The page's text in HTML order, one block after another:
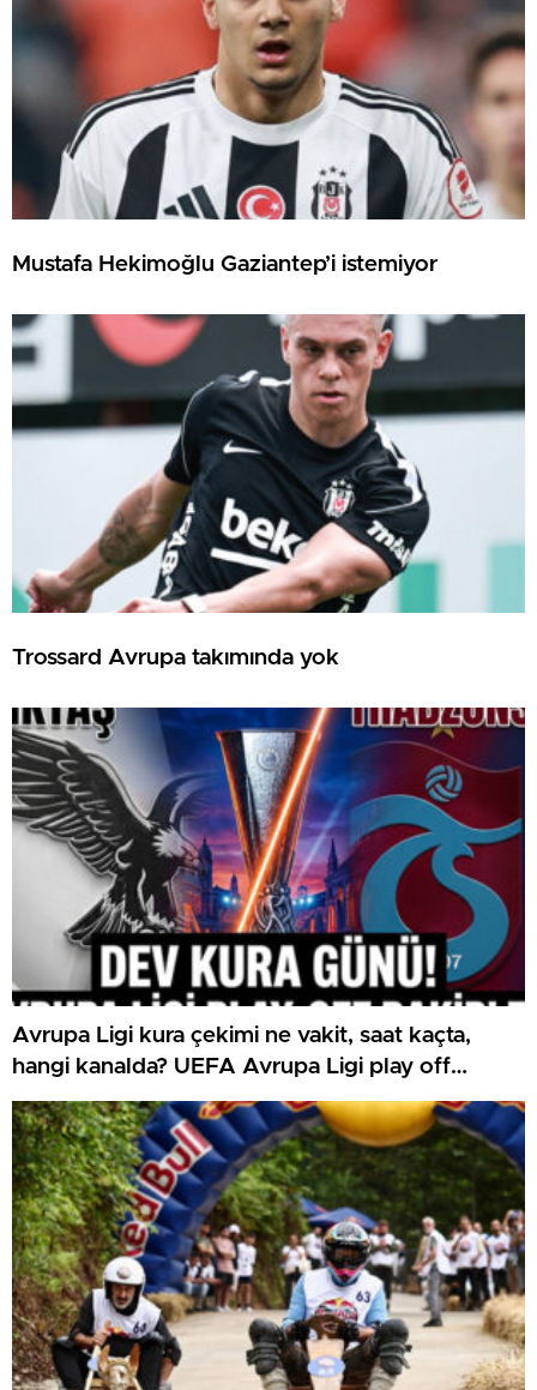
Mustafa Hekimoğlu Gaziantep’i istemiyor
Trossard Avrupa takımında yok
Avrupa Ligi kura çekimi ne vakit, saat kaçta,
hangi kanalda? UEFA Avrupa Ligi play off
Beşiktaş ve Trabzonspor olası rakipleri